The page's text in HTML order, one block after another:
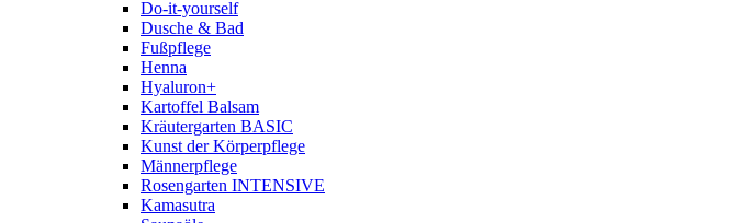
Do-it-yourself
Dusche & Bad
Fußpflege
Henna
Hyaluron+
Kartoffel Balsam
Kräutergarten BASIC
Kunst der Körperpflege
Männerpflege
Rosengarten INTENSIVE
Kamasutra